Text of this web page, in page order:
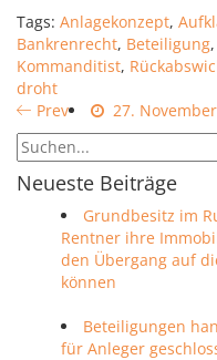
Tags: Anlagekonzept,
Bankrenrecht, Beteiligung,
Kommanditist,
droht
Prev
27.
Neueste Beiträge
Grundbesitz im
Rentner ihre
den Übergang auf
können
Beteiligungen
für Anleger